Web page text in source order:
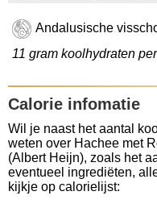
Andalusische
11 gram koolhydraten
Calorie infomatie
Wil je naast het aantal
weten over Hachee met
(Albert Heijn), zoals het
eventueel ingrediëten,
kijkje op calorielijst: